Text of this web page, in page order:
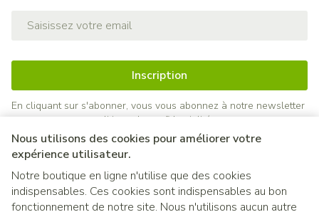
Nous utilisons des cookies pour améliorer votre
expérience utilisateur.
Notre boutique en ligne n'utilise que des cookies
indispensables. Ces cookies sont indispensables au bon
fonctionnement de notre site. Nous n'utilisons aucun autre
Inscription
En cliquant sur s'abonner, vous vous abonnez à notre newsletter
et acceptez notrepolitique de confidentialité.